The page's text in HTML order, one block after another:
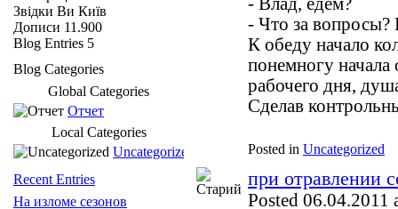
- Что за вопросы?
К обеду начало
понемногу начала
рабочего дня,
Сделав
Posted in Uncategorized
при отравлении
Posted 06.04.2011
Звідки Ви Київ
Дописи 11.900
Blog Entries 5
Blog Categories
Global Categories
Отчет
Local Categories
Uncategorized
Recent Entries
На изломе сезонов